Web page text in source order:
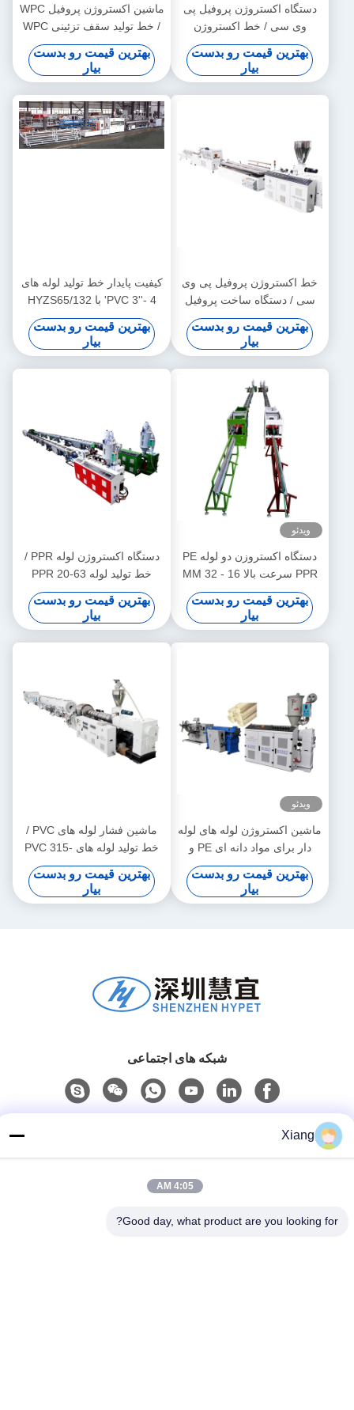
دستگاه اکستروژن پروفیل پی
وی سی / خط اکستروژن
پروفیل پی وی سی
بهترین قیمت رو بدست
بیار
ماشین اکستروژن پروفیل WPC
/ خط تولید سقف تزئینی WPC
بهترین قیمت رو بدست
بیار
خط اکستروژن پروفیل پی وی
سی / دستگاه ساخت پروفیل
پی وی سی
بهترین قیمت رو بدست
بیار
کیفیت پایدار خط تولید لوله های
PVC 3''- 4' با HYZS65/132
Extruder دو پیچ مخروطی
بهترین قیمت رو بدست
بیار
ویدئو
دستگاه اکستروزن دو لوله PE
PPR سرعت بالا 16 - 32 MM
اکستروزر تک پیچ SJ90/33
بهترین قیمت رو بدست
بیار
دستگاه اکستروژن لوله PPR /
خط تولید لوله PPR 20-63
بهترین قیمت رو بدست
بیار
ویدئو
ماشین اکستروژن لوله های لوله
دار برای مواد دانه ای PE و
PVC
بهترین قیمت رو بدست
بیار
ماشین فشار لوله های PVC /
خط تولید لوله های PVC 315-
630
بهترین قیمت رو بدست
بیار
شبکه های اجتماعی
تلفن
+86-755-25851003
نامه الکترونیکی
Xiang
4:05 AM
Good day, what product are you looking for?